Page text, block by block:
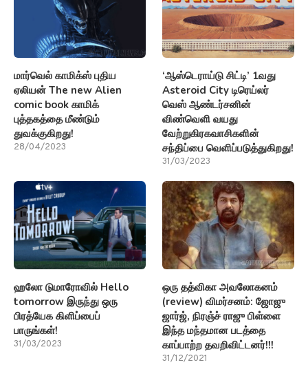
மார்வெல் காமிக்ஸ் புதிய
ஏலியன் The new Alien
comic book காமிக்
புத்தகத்தை மீண்டும்
துவக்குகிறது!
28/04/2023
‘ஆஸ்டெராய்டு சிட்டி’ 1வது
Asteroid City டிரெய்லர்
வெஸ் ஆண்டர்சனின்
விண்வெளி வயது
வேற்றுகிரகவாசிகளின்
சந்திப்பை வெளிப்படுத்துகிறது!
31/03/2023
ஹலோ டுமாரோவில் Hello
tomorrow இருந்து ஒரு
பிரத்யேக கிளிப்பைப்
பாருங்கள்!
31/03/2023
ஒரு தத்விகா அவலோகனம்
(review) விமர்சனம்: ஜோஜு
ஜார்ஜ், நிரஞ்ச் ராஜு பிள்ளை
இந்த மந்தமான படத்தை
காப்பாற்ற தவறிவிட்டனர்!!!
31/12/2021